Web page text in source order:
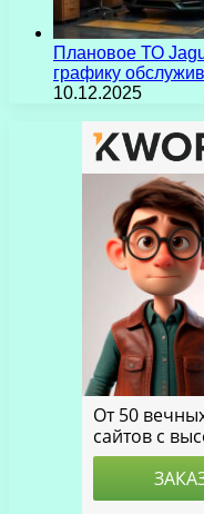
Плановое ТО
графику
10.12.2025